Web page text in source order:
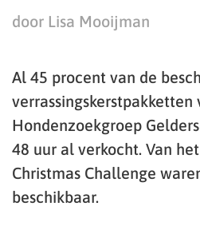
door Lisa Mooijman
Al 45 procent van de
verrassingskerstpakketten
Hondenzoekgroep
48 uur al verkocht. Van
Christmas Challenge
beschikbaar.